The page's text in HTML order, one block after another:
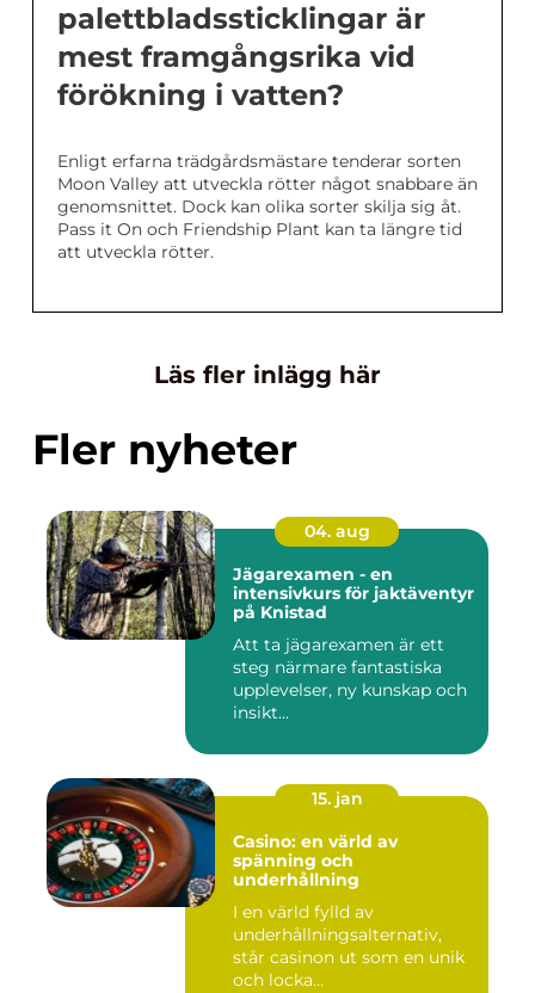
palettbladssticklingar är
mest framgångsrika vid
förökning i vatten?
Enligt erfarna trädgårdsmästare tenderar sorten
Moon Valley att utveckla rötter något snabbare än
genomsnittet. Dock kan olika sorter skilja sig åt.
Pass it On och Friendship Plant kan ta längre tid
att utveckla rötter.
Läs fler inlägg här
Fler nyheter
04. aug
Jägarexamen - en
intensivkurs för jaktäventyr
på Knistad
Att ta jägarexamen är ett
steg närmare fantastiska
upplevelser, ny kunskap och
insikt...
15. jan
Casino: en värld av
spänning och
underhållning
I en värld fylld av
underhållningsalternativ,
står casinon ut som en unik
och locka...